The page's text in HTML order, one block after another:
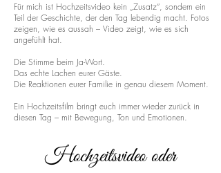
Für mich ist Hochzeitsvideo kein „Zusatz“, sondern ein
Teil der Geschichte, der den Tag lebendig macht. Fotos
zeigen, wie es aussah – Video zeigt, wie es sich
angefühlt hat.
Die Stimme beim Ja-Wort.
Das echte Lachen eurer Gäste.
Die Reaktionen eurer Familie in genau diesem Moment.
Ein Hochzeitsfilm bringt euch immer wieder zurück in
diesen Tag – mit Bewegung, Ton und Emotionen.
Hochzeitsvideo oder